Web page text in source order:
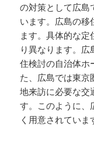
の対策として広島
います。広島の移
ます。具体的な
り異なります。
住検討の自治体ホ
た、広島では東京
地来訪に必要な交
す。このように、
く用意されていま